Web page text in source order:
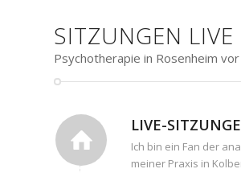
SITZUNGEN
Psychotherapie in Rosenheim
LIVE-
Ich bin ein Fan der
meiner Praxis in